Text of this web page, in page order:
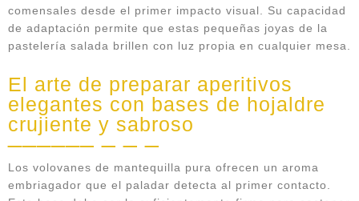
comensales desde el primer impacto visual. Su capacidad
de adaptación permite que estas pequeñas joyas de la
pastelería salada brillen con luz propia en cualquier mesa.
El arte de preparar aperitivos
elegantes con bases de hojaldre
crujiente y sabroso
Los volovanes de mantequilla pura ofrecen un aroma
embriagador que el paladar detecta al primer contacto.